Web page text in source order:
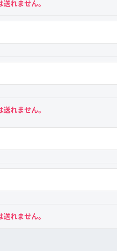
れません。
れません。
れません。